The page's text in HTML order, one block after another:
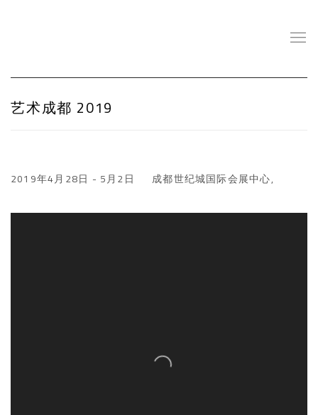
艺术成都 2019
成都世纪城国际会展中心,
2019年4月28日 - 5月2日